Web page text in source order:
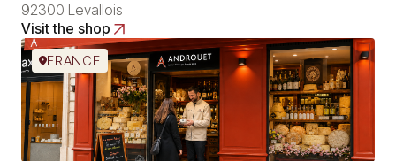
92300 Levallois
Visit the shop
FRANCE